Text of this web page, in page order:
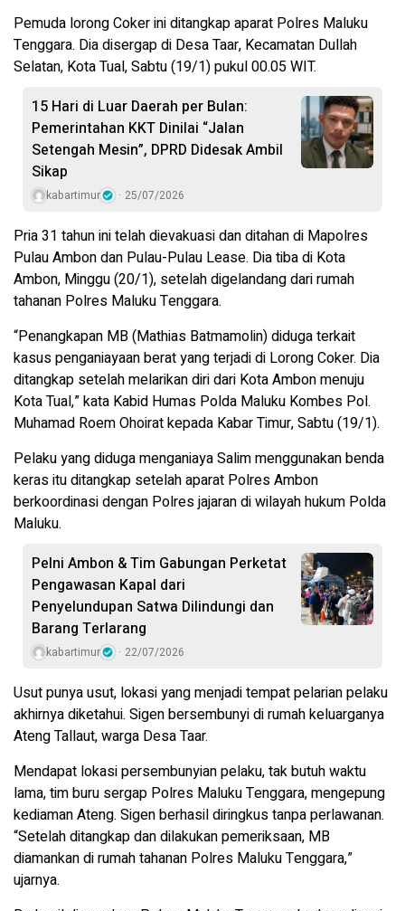
Pemuda lorong Coker ini ditangkap aparat Polres Maluku
Tenggara. Dia disergap di Desa Taar, Kecamatan Dullah
Selatan, Kota Tual, Sabtu (19/1) pukul 00.05 WIT.
15 Hari di Luar Daerah per Bulan:
Pemerintahan KKT Dinilai “Jalan
Setengah Mesin”, DPRD Didesak Ambil
Sikap
kabartimur 25/07/2026
Pria 31 tahun ini telah dievakuasi dan ditahan di Mapolres
Pulau Ambon dan Pulau-Pulau Lease. Dia tiba di Kota
Ambon, Minggu (20/1), setelah digelandang dari rumah
tahanan Polres Maluku Tenggara.
“Penangkapan MB (Mathias Batmamolin) diduga terkait
kasus penganiayaan berat yang terjadi di Lorong Coker. Dia
ditangkap setelah melarikan diri dari Kota Ambon menuju
Kota Tual,” kata Kabid Humas Polda Maluku Kombes Pol.
Muhamad Roem Ohoirat kepada Kabar Timur, Sabtu (19/1).
Pelaku yang diduga menganiaya Salim menggunakan benda
keras itu ditangkap setelah aparat Polres Ambon
berkoordinasi dengan Polres jajaran di wilayah hukum Polda
Maluku.
Pelni Ambon & Tim Gabungan Perketat
Pengawasan Kapal dari
Penyelundupan Satwa Dilindungi dan
Barang Terlarang
kabartimur 22/07/2026
Usut punya usut, lokasi yang menjadi tempat pelarian pelaku
akhirnya diketahui. Sigen bersembunyi di rumah keluarganya
Ateng Tallaut, warga Desa Taar.
Mendapat lokasi persembunyian pelaku, tak butuh waktu
lama, tim buru sergap Polres Maluku Tenggara, mengepung
kediaman Ateng. Sigen berhasil diringkus tanpa perlawanan.
“Setelah ditangkap dan dilakukan pemeriksaan, MB
diamankan di rumah tahanan Polres Maluku Tenggara,”
ujarnya.